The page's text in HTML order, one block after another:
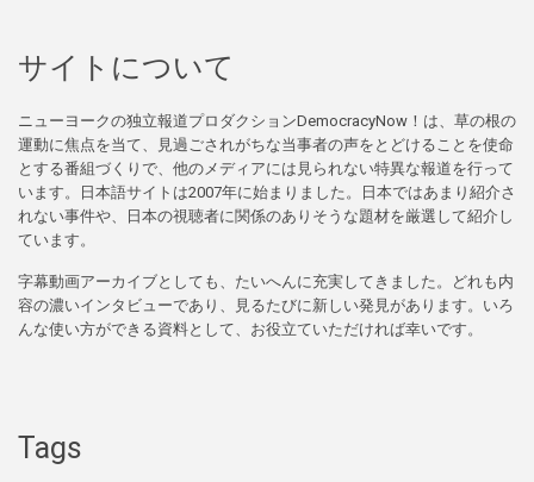
サイトについて
ニューヨークの独立報道プロダクションDemocracyNow！は、草の根の
運動に焦点を当て、見過ごされがちな当事者の声をとどけることを使命
とする番組づくりで、他のメディアには見られない特異な報道を行って
います。日本語サイトは2007年に始まりました。日本ではあまり紹介さ
れない事件や、日本の視聴者に関係のありそうな題材を厳選して紹介し
ています。
字幕動画アーカイブとしても、たいへんに充実してきました。どれも内
容の濃いインタビューであり、見るたびに新しい発見があります。いろ
んな使い方ができる資料として、お役立ていただければ幸いです。
Tags